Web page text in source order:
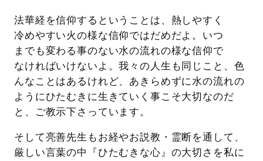
法華経を信仰するということは、熱しやすく
冷めやすい火の様な信仰ではだめだよ。いつ
までも変わる事のない水の流れの様な信仰で
なければいけないよ。我々の人生も同じこと、色
んなことはあるけれど、あきらめずに水の流れの
ようにひたむきに生きていく事こそ大切なのだ
と、ご教示下さっています。
そして亮善先生もお経やお説教・霊断を通して、
厳しい言葉の中『ひたむきな心』の大切さを私に